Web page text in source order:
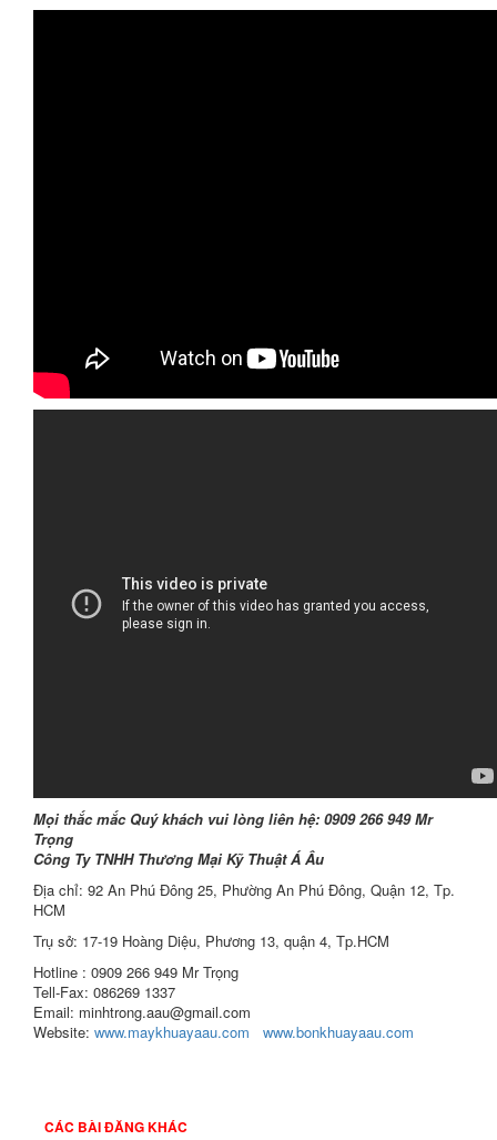
Mọi thắc mắc Quý khách vui lòng liên hệ: 0909 266 949 Mr
Trọng
Công Ty TNHH Thương Mại Kỹ Thuật Á Âu
Địa chỉ: 92 An Phú Đông 25, Phường An Phú Đông, Quận 12, Tp.
HCM
Trụ sở: 17-19 Hoàng Diệu, Phương 13, quận 4, Tp.HCM
Hotline : 0909 266 949 Mr Trọng
Tell-Fax: 086269 1337
Email: minhtrong.aau@gmail.com
Website: www.maykhuayaau.com www.bonkhuayaau.com
CÁC BÀI ĐĂNG KHÁC